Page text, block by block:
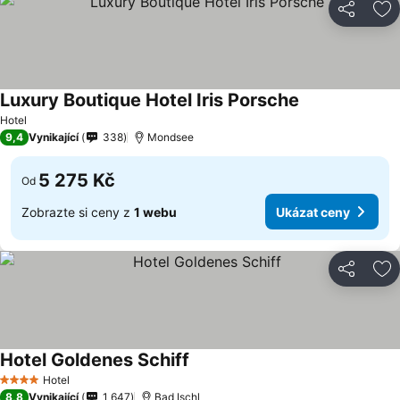
Sdílet
Hotel
Luxury Boutique Hotel Iris Porsche
9,4 Vynikající 338 Mondsee
Od 5 275 Kč
Zobrazte si ceny z 1 webu Ukázat ceny
Sdílet
4 Počet hvězdiček
Hotel
Hotel Goldenes Schiff
8,8 Vynikající 1 647 Bad Ischl